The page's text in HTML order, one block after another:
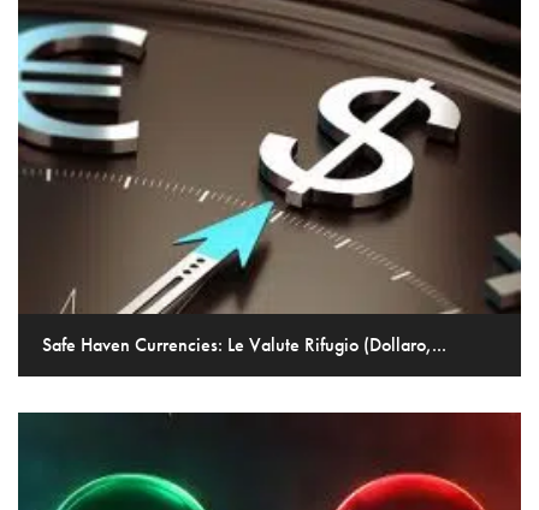
Safe Haven Currencies: Le Valute Rifugio (Dollaro,...